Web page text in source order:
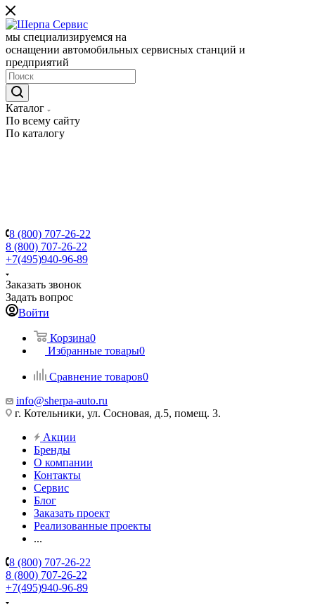
мы специализируемся на
оснащении автомобильных сервисных станций и
предприятий
Каталог
По всему сайту
По каталогу
8 (800) 707-26-22
8 (800) 707-26-22
+7(495)940-96-89
Заказать звонок
Задать вопрос
Войти
Корзина0
Избранные товары0
Сравнение товаров0
info@sherpa-auto.ru
г. Котельники, ул. Сосновая, д.5, помещ. 3.
Акции
Бренды
О компании
Контакты
Сервис
Блог
Заказать проект
Реализованные проекты
...
8 (800) 707-26-22
8 (800) 707-26-22
+7(495)940-96-89